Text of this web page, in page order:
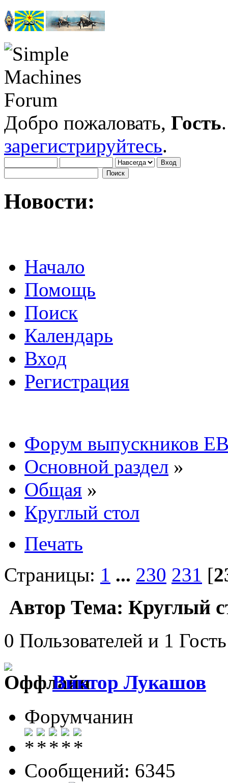
Добро пожаловать, Гость
зарегистрируйтесь.
Новости:
Начало
Помощь
Поиск
Календарь
Вход
Регистрация
Форум выпускников
Основной раздел »
Общая »
Круглый стол
Печать
Страницы: 1 ... 230 231 [
Автор Тема: Круглый
0 Пользователей и 1
Виктор Лукашов
Форумчанин
Сообщений: 6345